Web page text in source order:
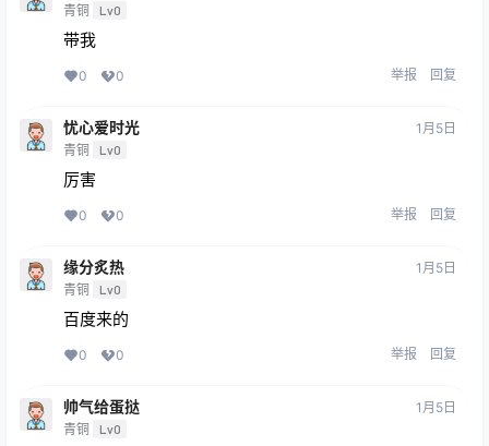
青铜 Lv0
带我
0 0 举报 回复
忧心爱时光
青铜 Lv0
1月5日
厉害
0 0 举报 回复
缘分炙热
青铜 Lv0
1月5日
百度来的
0 0 举报 回复
帅气给蛋挞
青铜 Lv0
1月5日